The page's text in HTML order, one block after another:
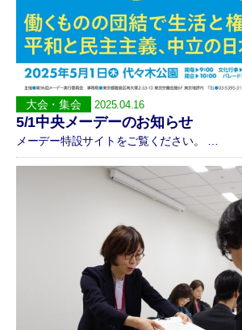
大会・集会 2025.04.16
5/1中央メーデーのお知らせ
メーデー特設サイトをご覧ください。 …